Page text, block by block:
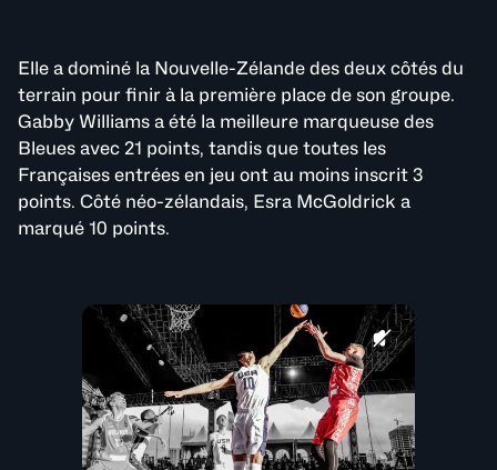
Elle a dominé la Nouvelle-Zélande des deux côtés du
terrain pour finir à la première place de son groupe.
Gabby Williams a été la meilleure marqueuse des
Bleues avec 21 points, tandis que toutes les
Françaises entrées en jeu ont au moins inscrit 3
points. Côté néo-zélandais, Esra McGoldrick a
marqué 10 points.